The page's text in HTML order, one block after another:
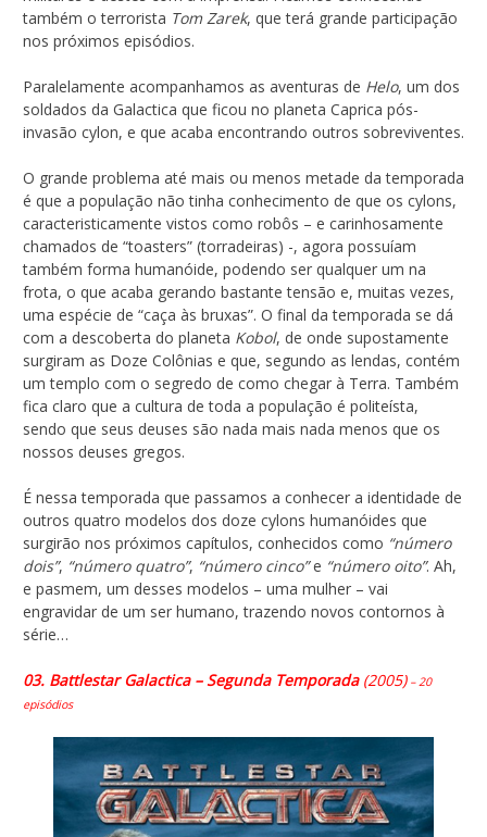
também o terrorista Tom Zarek, que terá grande participação
nos próximos episódios.
Paralelamente acompanhamos as aventuras de Helo, um dos
soldados da Galactica que ficou no planeta Caprica pós-
invasão cylon, e que acaba encontrando outros sobreviventes.
O grande problema até mais ou menos metade da temporada
é que a população não tinha conhecimento de que os cylons,
caracteristicamente vistos como robôs – e carinhosamente
chamados de “toasters” (torradeiras) -, agora possuíam
também forma humanóide, podendo ser qualquer um na
frota, o que acaba gerando bastante tensão e, muitas vezes,
uma espécie de “caça às bruxas”. O final da temporada se dá
com a descoberta do planeta Kobol, de onde supostamente
surgiram as Doze Colônias e que, segundo as lendas, contém
um templo com o segredo de como chegar à Terra. Também
fica claro que a cultura de toda a população é politeísta,
sendo que seus deuses são nada mais nada menos que os
nossos deuses gregos.
É nessa temporada que passamos a conhecer a identidade de
outros quatro modelos dos doze cylons humanóides que
surgirão nos próximos capítulos, conhecidos como “número
dois”, “número quatro”, “número cinco”e “número oito”. Ah,
e pasmem, um desses modelos – uma mulher – vai
engravidar de um ser humano, trazendo novos contornos à
série…
03. Battlestar Galactica – Segunda Temporada(2005)– 20
episódios